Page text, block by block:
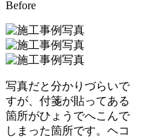
Before
写真だと分かりづらいで
すが、付箋が貼ってある
箇所がひょうでへこんで
しまった箇所です。ヘコ